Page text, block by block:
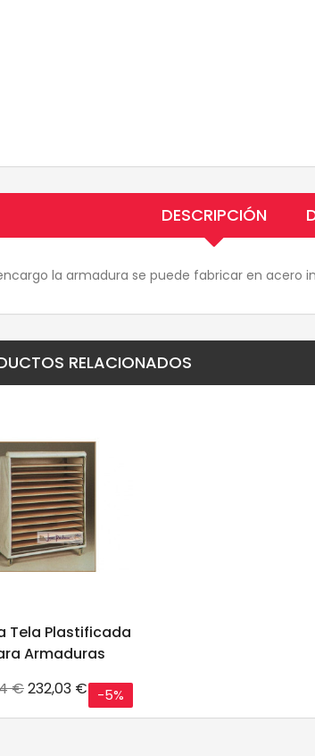
DESCRIPCIÓN
la armadura se puede fabricar en acero
RELACIONADOS
Tela Plastificada
Armaduras
€Precio
232,03 € -5%